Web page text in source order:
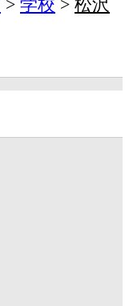
学校
松沢